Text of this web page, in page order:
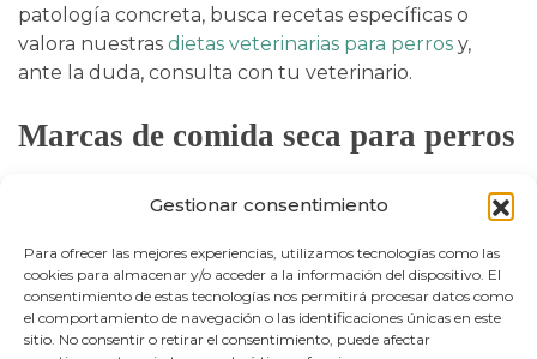
Gestionar consentimiento
Para ofrecer las mejores experiencias, utilizamos tecnologías como las
cookies para almacenar y/o acceder a la información del dispositivo. El
consentimiento de estas tecnologías nos permitirá procesar datos como
el comportamiento de navegación o las identificaciones únicas en este
sitio. No consentir o retirar el consentimiento, puede afectar
patología concreta, busca recetas específicas o
valora nuestras dietas veterinarias para perros y,
ante la duda, consulta con tu veterinario.
Marcas de comida seca para perros
en PetsKlub
Trabajamos con marcas contrastadas como
Advance, una de las más recomendadas, junto a
Nature’s Variety, Natural Trainer, Libra, Brekkies y
Ultima. Así puedes elegir entre alimentación de